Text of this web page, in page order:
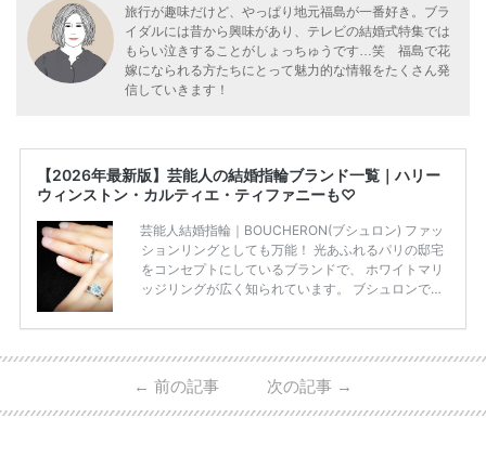
旅行が趣味だけど、やっぱり地元福島が一番好き。ブラ
イダルには昔から興味があり、テレビの結婚式特集では
もらい泣きすることがしょっちゅうです…笑 福島で花
嫁になられる方たちにとって魅力的な情報をたくさん発
信していきます！
【2026年最新版】芸能人の結婚指輪ブランド一覧｜ハリー
ウィンストン・カルティエ・ティファニーも♡
芸能人結婚指輪｜BOUCHERON(ブシュロン) ファッ
ションリングとしても万能！ 光あふれるパリの邸宅
をコンセプトにしているブランドで、 ホワイトマリ
ッジリングが広く知られています。 ブシュロンで特
ング」は、 小栗さんと山田さんが結婚指輪に選ばれ
なので、 とても人気となっているのです。 その相場
は、10～30万円ほどとなっています。 小栗旬さん・
← 前の記事 次の記事 →